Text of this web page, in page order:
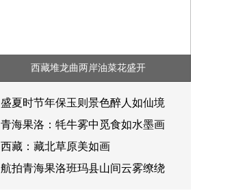
西藏堆龙曲两岸油菜花盛开
盛夏时节年保玉则景色醉人如仙境
青海果洛：牦牛雾中觅食如水墨画
西藏：藏北草原美如画
航拍青海果洛班玛县山间云雾缭绕